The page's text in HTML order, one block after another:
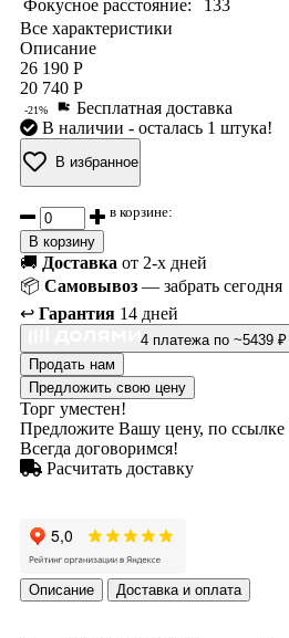
Фокусное расстояние:
133
Все характеристики
Описание
26 190 Р
20 740 Р
-21%
Бесплатная доставка
В наличии - осталась 1 штука!
В избранное
в корзине:
В корзину
🚚 Доставка от 2-х дней
📦 Самовывоз — забрать сегодня
↩️ Гарантия 14 дней
4 платежа по ~5439 ₽
Продать нам
Предложить свою цену
Торг уместен!
Предложите Вашу цену, по
Всегда договоримся!
Расчитать доставку
Описание Доставка и оплата